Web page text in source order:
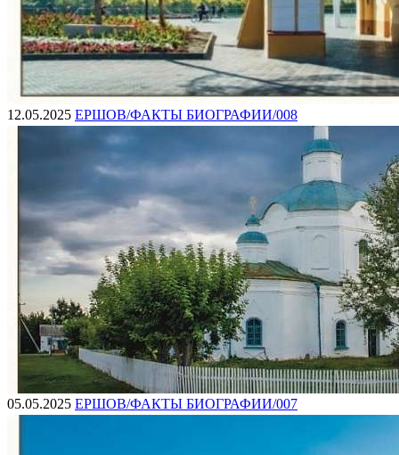
12.05.2025 ЕРШОВ/ФАКТЫ БИОГРАФИИ/008
05.05.2025 ЕРШОВ/ФАКТЫ БИОГРАФИИ/007